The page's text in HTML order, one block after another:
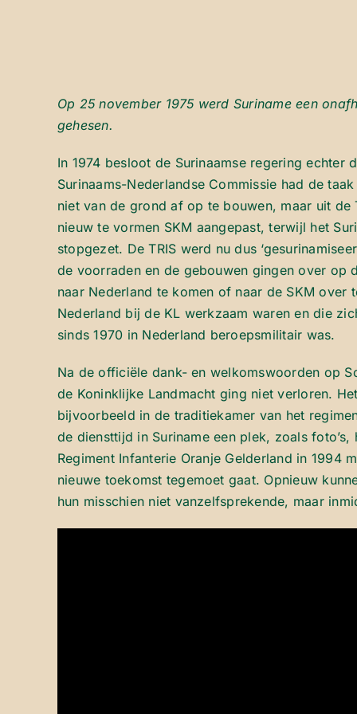
Op 25 november 1975 werd Suriname een
gehesen.
In 1974 besloot de Surinaamse regering
Surinaams-Nederlandse Commissie had de
niet van de grond af op te bouwen, maar uit de
nieuw te vormen SKM aangepast, terwijl het
stopgezet. De TRIS werd nu dus
de voorraden en de gebouwen gingen over op
naar Nederland te komen of naar de SKM
Nederland bij de KL werkzaam waren en die
sinds 1970 in Nederland beroepsmilitair was.
Na de officiële dank- en welkomswoorden op
de Koninklijke Landmacht ging niet verloren.
bijvoorbeeld in de traditiekamer van het
de diensttijd in Suriname een plek, zoals
Regiment Infanterie Oranje Gelderland in 1994
nieuwe toekomst tegemoet gaat. Opnieuw
hun misschien niet vanzelfsprekende, maar